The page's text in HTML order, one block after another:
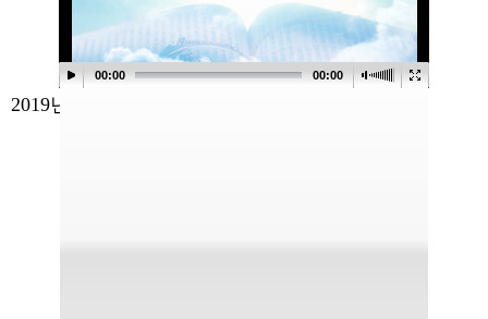
00:00 00:00
2019년 성탄축하발표회 - 베트남목장